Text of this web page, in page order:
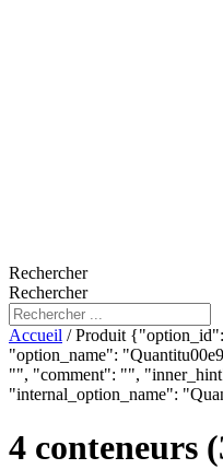
Rechercher
Rechercher
Accueil / Produit
"option_name":
"", "comment": "",
"internal_option_name":
4 conteneurs